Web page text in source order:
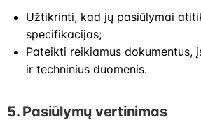
Užtikrinti, kad jų pasiūlymai
specifikacijas;
Pateikti reikiamus dokumentus,
ir techninius duomenis.
5. Pasiūlymų vertinimas